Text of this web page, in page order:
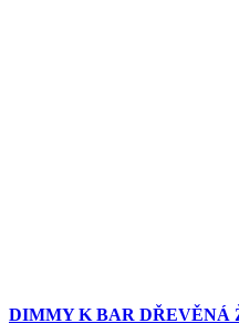
DIMMY K BAR DŘEVĚNÁ